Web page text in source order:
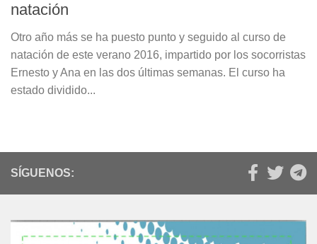
natación
Otro año más se ha puesto punto y seguido al curso de
natación de este verano 2016, impartido por los socorristas
Ernesto y Ana en las dos últimas semanas. El curso ha
estado dividido...
SÍGUENOS: